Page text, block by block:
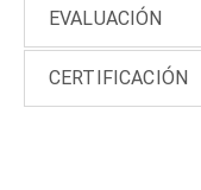
EVALUACIÓN
CERTIFICACIÓN